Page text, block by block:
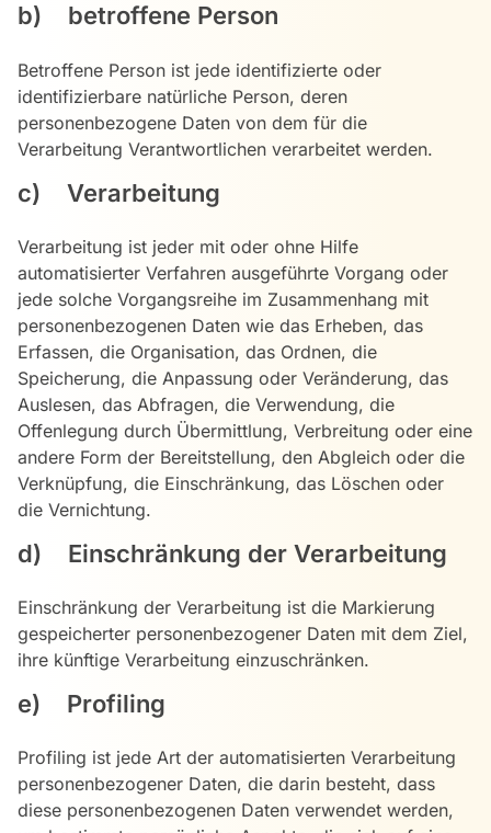
b) betroffene Person
Betroffene Person ist jede identifizierte oder
identifizierbare natürliche Person, deren
personenbezogene Daten von dem für die
Verarbeitung Verantwortlichen verarbeitet werden.
c) Verarbeitung
Verarbeitung ist jeder mit oder ohne Hilfe
automatisierter Verfahren ausgeführte Vorgang oder
jede solche Vorgangsreihe im Zusammenhang mit
personenbezogenen Daten wie das Erheben, das
Erfassen, die Organisation, das Ordnen, die
Speicherung, die Anpassung oder Veränderung, das
Auslesen, das Abfragen, die Verwendung, die
Offenlegung durch Übermittlung, Verbreitung oder eine
andere Form der Bereitstellung, den Abgleich oder die
Verknüpfung, die Einschränkung, das Löschen oder
die Vernichtung.
d) Einschränkung der Verarbeitung
Einschränkung der Verarbeitung ist die Markierung
gespeicherter personenbezogener Daten mit dem Ziel,
ihre künftige Verarbeitung einzuschränken.
e) Profiling
Profiling ist jede Art der automatisierten Verarbeitung
personenbezogener Daten, die darin besteht, dass
diese personenbezogenen Daten verwendet werden,